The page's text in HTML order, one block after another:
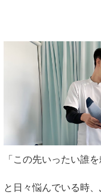
「この先いったい誰
と日々悩んでいる時